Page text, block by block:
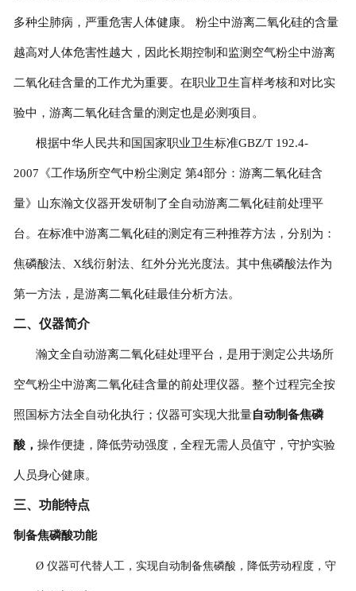
多种尘肺病，严重危害人体健康。 粉尘中游离二氧化硅的含量
越高对人体危害性越大，因此长期控制和监测空气粉尘中游离
二氧化硅含量的工作尤为重要。在职业卫生盲样考核和对比实
验中，游离二氧化硅含量的测定也是必测项目。
根据中华人民共和国国家职业卫生标准GBZ/T 192.4-
2007《工作场所空气中粉尘测定 第4部分：游离二氧化硅含
量》山东瀚文仪器开发研制了全自动游离二氧化硅前处理平
台。在标准中游离二氧化硅的测定有三种推荐方法，分别为：
焦磷酸法、X线衍射法、红外分光光度法。其中焦磷酸法作为
第一方法，是游离二氧化硅最佳分析方法。
二、 仪器简介
瀚文全自动游离二氧化硅处理平台，是用于测定公共场所
空气粉尘中游离二氧化硅含量的前处理仪器。整个过程完全按
照国标方法全自动化执行；仪器可实现大批量自动制备焦磷
酸， 操作便捷，降低劳动强度，全程无需人员值守，守护实验
人员身心健康。
三、功能特点
制备焦磷酸功能
Ø 仪器可代替人工，实现自动制备焦磷酸，降低劳动程度，守